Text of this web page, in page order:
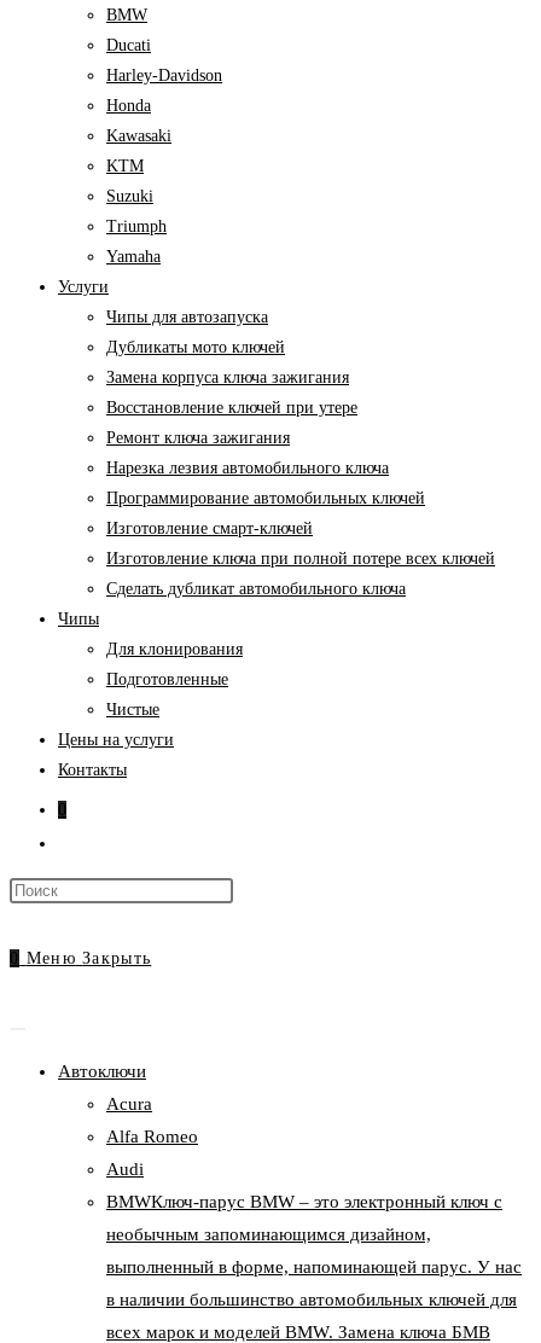
BMW
Ducati
Harley-Davidson
Honda
Kawasaki
KTM
Suzuki
Triumph
Yamaha
Услуги
Чипы для автозапуска
Дубликаты мото ключей
Замена корпуса ключа зажигания
Восстановление ключей при утере
Ремонт ключа зажигания
Нарезка лезвия автомобильного ключа
Программирование автомобильных ключей
Изготовление смарт-ключей
Изготовление ключа при полной потере всех ключей
Cделать дубликат автомобильного ключа
Чипы
Для клонирования
Подготовленные
Чистые
Цены на услуги
Контакты
0
по
сайту
0 Меню Закрыть
Автоключи
Acura
Alfa Romeo
Audi
BMWКлюч-парус BMW – это электронный ключ с
необычным запоминающимся дизайном,
выполненный в форме, напоминающей парус. У нас
в наличии большинство автомобильных ключей для
всех марок и моделей BMW. Замена ключа БМВ